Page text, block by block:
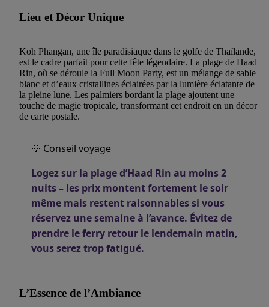
Lieu et Décor Unique
Koh Phangan, une île paradisiaque dans le golfe de Thaïlande,
est le cadre parfait pour cette fête légendaire. La plage de Haad
Rin, où se déroule la Full Moon Party, est un mélange de sable
blanc et d’eaux cristallines éclairées par la lumière éclatante de
la pleine lune. Les palmiers bordant la plage ajoutent une
touche de magie tropicale, transformant cet endroit en un décor
de carte postale.
💡 Conseil voyage
Logez sur la plage d’Haad Rin au moins 2
nuits – les prix montent fortement le soir
même mais restent raisonnables si vous
réservez une semaine à l’avance. Évitez de
prendre le ferry retour le lendemain matin,
vous serez trop fatigué.
L’Essence de l’Ambiance